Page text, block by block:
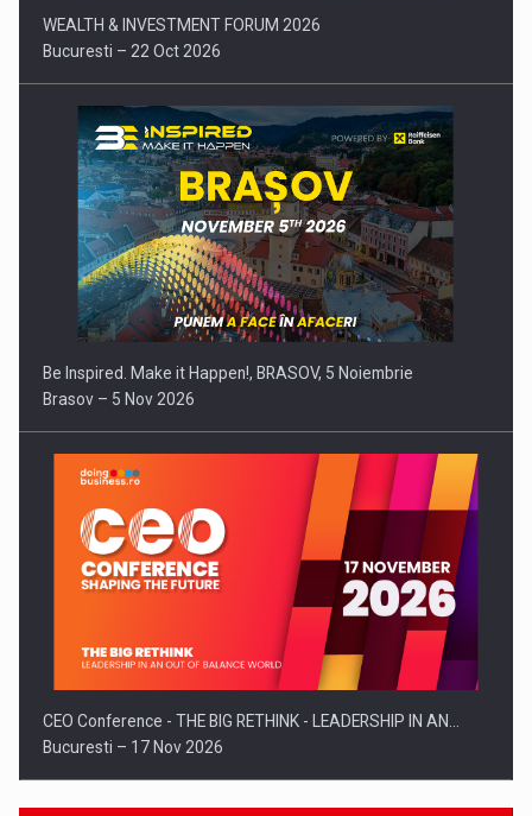
WEALTH & INVESTMENT FORUM 2026
Bucuresti – 22 Oct 2026
Be Inspired. Make it Happen!, BRASOV, 5 Noiembrie
Brasov – 5 Nov 2026
CEO Conference - THE BIG RETHINK - LEADERSHIP IN AN…
Bucuresti – 17 Nov 2026